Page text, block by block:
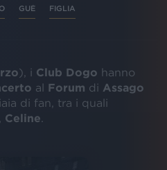
GUÈ FIGLIA
), i Club Dogo hanno
al Forum di Assago
di fan, tra i quali
Celine